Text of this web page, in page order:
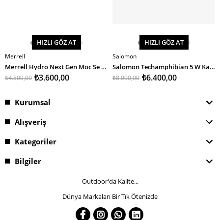
SEPETE EKLE
HIZLI GÖZ AT
Merrell
Merrell Hydro Next Gen Moc Se Kadın Su Ayakkabısı
₺3.600,00
₺4.500,00
SEPETE EKLE
HIZLI GÖZ AT
Salomon
Salomon Techamphibian 5 W Kadın Su Ayakkabısı
₺6.400,00
₺8.000,00
Kurumsal
Alışveriş
Kategoriler
Bilgiler
Outdoor'da Kalite...
Dünya Markaları Bir Tık Ötenizde